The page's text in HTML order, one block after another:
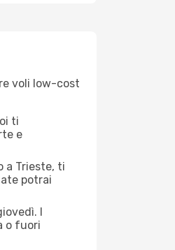
voli low-cost
ti
e
a Trieste, ti
potrai
I
o fuori